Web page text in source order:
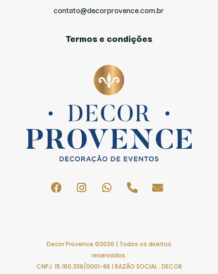
contato@decorprovence.com.br
Termos e condições
Decor Provence ©2026 | Todos os direitos
reservados.
CNPJ: 15.160.338/0001-88 | RAZÃO SOCIAL : DECOR